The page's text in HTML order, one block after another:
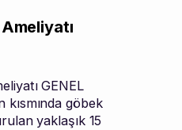
GENEL
kısmında göbek
yaklaşık 15